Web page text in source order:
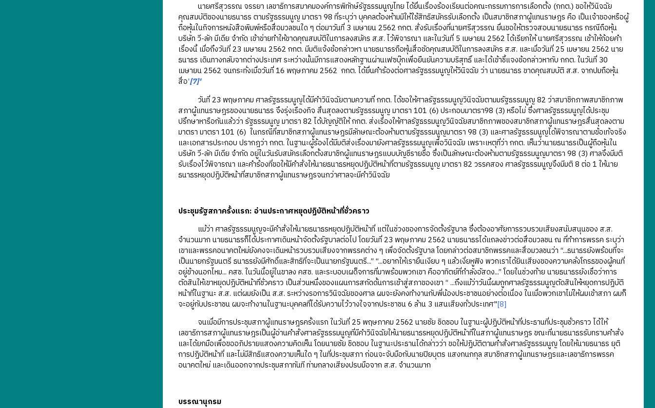
นายศรีสุวรรณ จรรยา เลขาธิการสมาคมองค์การพิทักษ์รัฐธรรมนูญไทย ได้ยื่นเรื่องร้องเรียนต่อคณะกรรมการการเลือกตั้ง (กกต.) ขอให้วินิจฉัย
คุณสมบัติของนายธนาธร ตามรัฐธรรมนูญ มาตรา 98 ที่ระบุว่า บุคคลต้องห้ามมิให้ใช้สิทธิสมัครรับเลือกตั้ง เป็นสมาชิกสภาผู้แทนราษฎร คือ เป็นเจ้าของหรือผู้
ถือหุ้นในกิจการหนังสือพิมพ์หรือสื่อมวลชนใด ๆ ต่อมาวันที่ 3 เมษายน 2562 กกต. สั่งรับเรื่องที่นายศรีสุวรรณ ยื่นขอให้ตรวจสอบนายธนาธร กรณีถือหุ้น
บริษัท วี-ลัค มีเดีย จำกัด เข้าข่ายทำให้ขาดคุณสมบัติในการลงสมัคร ส.ส. ไว้พิจารณา และในวันที่ 5 เมษายน 2562 ได้เรียกให้ นายศรีสุวรรณ เข้าให้ถ้อยคำ
เรื่องนี้ เมื่อถึงวันที่ 23 เมษายน 2562 กกต. มีมติแจ้งข้อกล่าวหา นายธนาธรถือหุ้นสื่อขัดคุณสมบัติในการลงสมัคร ส.ส. และเมื่อวันที่ 25 เมษายน 2562 นาย
ธนาธร เดินทางกลับจากต่างประเทศ ระหว่างนั้นมีการแสดงหลักฐานผ่านเฟซบุ๊กเพื่อยืนยันความบริสุทธิ์ และได้เข้าชี้แจงข้อกล่าวหากับ กกต. ในวันที่ 30
เมษายน 2562 จนกระทั่งเมื่อวันที่ 16 พฤษภาคม 2562 กกต. ได้ยื่นคำร้องต่อศาลรัฐธรรมนูญให้วินิจฉัย ว่า นายธนาธร ขาดคุณสมบัติ ส.ส. จากปมถือหุ้น
สื่อ'[7]'
วันที่ 23 พฤษภาคม ศาลรัฐธรรมนูญได้มีคำวินิจฉัยตามความที่ กกต. ได้ขอให้ศาลรัฐธรรมนูญวินิจฉัยตามมรัฐธรรมนูญ 82 ว่าสมาชิกภาพสมาชิกภาพ
สภาผู้แทนราษฎรของนายธนาธร จึงรุ่งเรืองกิจ สิ้นสุดลงตามรัฐธรรมนูญ มาตรา 101 (6) ประกอบมาตรา98 (3) หรือไม่ ซึ่งศาลรัฐธรรมนูญได้ประชุม
ปรึกษาหารือกันแล้วว่า รัฐธรรมนูญ มาตรา 82 ได้บัญญัติให้ กกต. ส่งเรื่องให้ศาลรัฐธรรมนูญวินิจฉัยสมาชิกภาพของสมาชิกสภาผู้แทนราษฎรสิ้นสุดลงตาม
มาตรา มาตรา 101 (6) ในกรณีที่สมาชิกสภาผู้แทนราษฎรมีลักษณะต้องห้ามตามรัฐธรรมนูญมาตรา 98 (3) และศาลรัฐธรรมนูญได้พิจารณาตามข้อเท้จจริง
และเอกสารประกอบ ปรากฎว่า กกต. ในฐานะผู้ร้องได้มีมติส่งเรื่องมายังศาลรัฐธรรมนูญเพื่อวินิจฉัย เพราะเหตุที่ว่า กกต. เห็นว่านายธนาธรเป็นผู้ถือหุ้นใน
บริษัท วี-ลัค มีเดีย จำกัด อยู่ในวันรับสมัครเลือกตั้งสมาชิกผู้แทนราษฎรแบบบัญชีรายชื่อ ซึ่งเป็นลักษณะต้องห้ามตามรัฐธรรมนูญมาตรา 98 (3) ศาลจึงมีมติ
รับเรื่องไว้พิจารณา และคำร้องที่ขอให้มีคำสั่งให้นายธนาธรหยุดปฏิบัติหน้าที่ตามรัฐธรรมนูญ มาตรา 82 วรรคสอง ศาลรัฐธรรมนูญจึงมีมติ 8 ต่อ 1 ให้นาย
ธนาธรหยุดปฏิบัติหน้าที่สมาชิกสภาผู้แทนราษฎรจนกว่าศาลจะมีคำวินิจฉัย
ประชุมรัฐสภาครั้งแรก: อ่านประกาศหยุดปฏิบัติหน้าที่ชั่วคราว
แม้ว่า ศาลรัฐธรรมนูญจะมีคำสั่งให้นายธนาธรหยุดปฏิบัติหน้าที่ แต่ในช่วงของการจัดตั้งรัฐบาล ซึ่งต้องอาศัยการรวบรวมเสียงสนับสนุนของ ส.ส.
จำนวนมาก นายธนาธรก็ได้ประกาศเดินหน้าจัดตั้งรัฐบาลต่อไป โดยวันที่ 23 พฤษภาคม 2562 นายธนาธรได้แถลงข่าวต่อสื่อมวลชน ณ ที่ทำการพรรค ระบุว่า
เขาและพรรคอนาคตใหม่ยังคงจะเดินหน้ารวบรวมเสียงจากพรรคต่าง ๆ เพื่อจัดตั้งรัฐบาล โดยกล่าวต่อสมาชิกพรรคและสื่อมวลชนว่า “...ธนาธรยังพร้อมที่จะ
เป็นนายกรัฐมนตรี ธนาธรยังมีศักดิ์และสิทธิที่จะเป็นนายกรัฐมนตรี...” “...อยากให้เรายืนเงียบ ๆ แล้วเงี่ยหูฟัง พวกเราได้ยินเสียงของความคลั่งโกรธของผู้คนที่
อยู่ข้างนอกไหม... คสช. ในวันนี้อยู่ในขาลง คสช. และระบอบเผด็จการที่มาพร้อมพวกเขา คืออาทิตย์ที่กำลังอัสดง...” โดยในช่วงท้าย นายธนาธรยังเชื่อว่าการ
ตัดสินให้เขาหยุดปฏิบัติหน้าที่ชั่วคราว เป็นส่วนหนึ่งของแผนการสกัดดั้นการเข้าสู่สภาของเขา “ ...ถึงแม้ว่าวันนี้ผมถูกศาลรัฐธรรมนูญตัดสินให้หยุดการปฏิบัติ
หน้าที่ในฐานะ ส.ส. แต่ผมยังเป็น ส.ส. ระหว่างรอการวินิจฉัยของศาล ผมจะยังคงทำงานกับพี่น้องประชาชนอย่างต่อเนื่อง ในเมื่อพวกเขาไม่ให้ผมเข้าสภา ผมก็
จะอยู่กับประชาชน ผมจะทำงานในฐานะบุคคลที่ได้รับความไว้วางใจจากประชาชน 6 ล้าน 3 แสนเสียงทั่วประเทศ"[8]
จนเมื่อมีการประชุมสภาผู้แทนราษฎรครั้งแรก ในวันที่ 25 พฤษภาคม 2562 นายชัย ชิดชอบ ในฐานะผู้ปฏิบัติหน้าที่ประธานที่ประชุมชั่วคราว ได้ให้
เลขาธิการสภาผู้แทนราษฎรเป็นผู้อ่านคำสั่งศาลรัฐธรรมนูญที่มีคำวินิจฉัยให้นายธนาธรหยุดปฏิบัติหน้าที่ในสภาผู้แทนราษฎร ขณะที่นายธนาธรรับทราบคำสั่ง
และได้ยกมือเพื่อขออภิปรายแสดงความคิดเห็น โดยนายชัย ชิดชอบ ในฐานะประธานได้กล่าวว่า ขอให้ปฏิบัติตามคำสั่งศาลรัฐธรรมนูญ โดยให้นายธนาธร ยุติ
การปฏิบัติหน้าที่ และไม่มีสิทธิแสดงความเห็นใด ๆ ในที่ประชุมสภา ก่อนจะจับมือกับนายปิยบุตร แสงกนกกุล สมาชิกสภาผู้แทนราษฎรและเลขาธิการพรรค
อนาคตใหม่ และเดินออกจากประชุมสภาทันที ท่ามกลางเสียงปรบมือจาก ส.ส. จำนวนมาก
บรรณานุกรม